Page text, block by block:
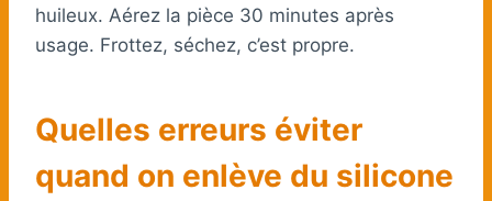
huileux. Aérez la pièce 30 minutes après
usage. Frottez, séchez, c’est propre.
Quelles erreurs éviter
quand on enlève du silicone